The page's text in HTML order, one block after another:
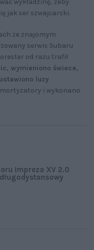
wykładzinę, żeby
jak ser szwajcarski.
ze znajomym
serwis Subaru
od razu trafił
wymieniono świece,
luzy
i wykonano
Impreza XV 2.0